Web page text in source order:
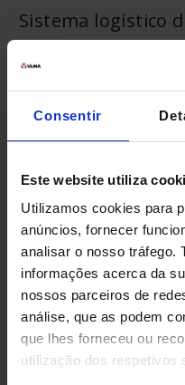
Consentir
Este website utiliza
Utilizamos cookies para
anúncios, fornecer
analisar o nosso tráfego.
informações acerca da
nossos parceiros de
análise, que as podem
que lhes forneceu ou
utilização dos respetivos
Sistema logístico
para
pedidos a baixas
entregue em
Como
de ser,